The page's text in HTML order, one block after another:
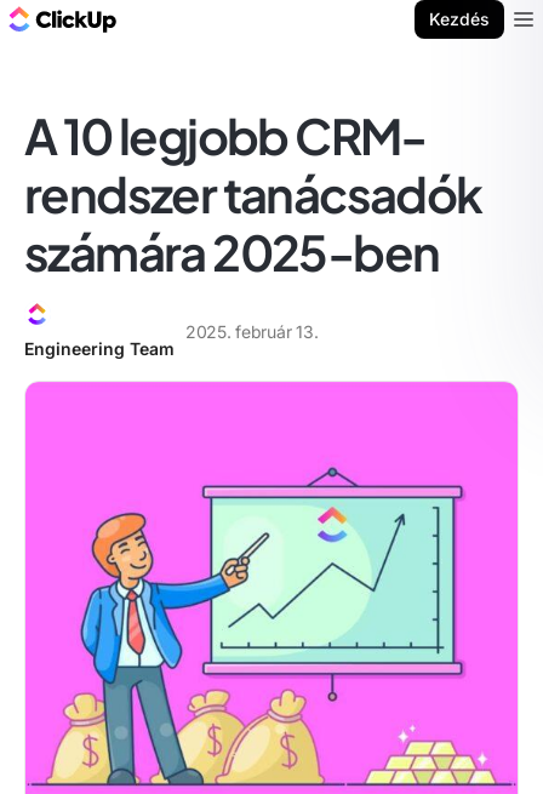
Kezdés
A 10 legjobb CRM-
rendszer tanácsadók
számára 2025-ben
Engineering Team
2025. február 13.